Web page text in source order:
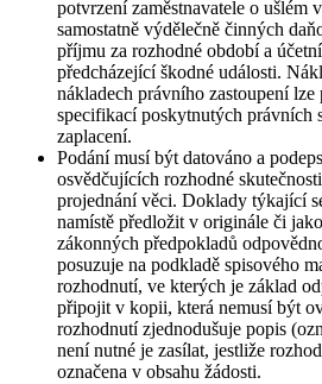
potvrzení zaměstnavatele o ušlém
samostatně výdělečně činných
příjmu za rozhodné období a
předcházející škodné události.
nákladech právního zastoupení lze
specifikací poskytnutých právních
zaplacení.
Podání musí být datováno a
osvědčujících rozhodné
projednání věci. Doklady týkající
namístě předložit v originále či
zákonných předpokladů
posuzuje na podkladě spisového
rozhodnutí, ve kterých je základ
připojit v kopii, která nemusí být
rozhodnutí zjednodušuje popis
není nutné je zasílat, jestliže
označena v obsahu žádosti.